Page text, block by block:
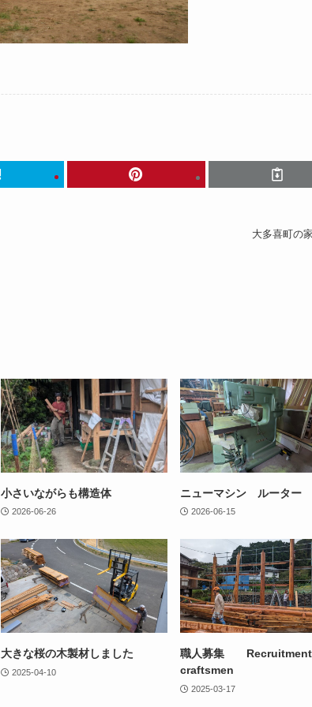
大多喜町
小さいながらも構造体
2026-06-26
ニューマシン ルーター
2026-06-15
大きな桜の木製材しました
2025-04-10
職人募集
craftsmen
2025-03-17